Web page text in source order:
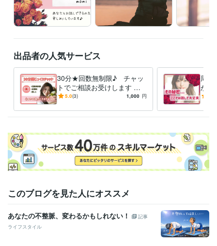
受賞歴
某外資系アパレル企業　最優秀サービスマネジメント賞
某外資系ア
パレル企業　最年少役職者昇格 某PR会社　最優秀賞　ライティング
門　金賞 某IT企業　Aword　ベストドレッサー賞
ベストドレッサー賞
某IT企業　社員が選ぶ　ホスピタリティNo,1
社員 某IT企業　Aword　サポート部門　金賞
資格・検定
秘書検定1級 取得年 : 2005年
色彩検定1級 取得年 : 2007年
秘書技能検定1級 取得年 : 2004年
プログラミング言語・フレームワーク
VBA:10年
ビジネス・クリエイティブツール
Numbers:3年PowerPoint:17年Word:17年
悩み相談・カウンセリング
■思いやりを持って誠実に対話（話し相
手） ■恋愛相談（片想い、失恋、復縁、不倫）
■仕事の悩み（人間関
■秘密の相談（不
出品者の人気サービス
30分★回数無制限♪ チャッ
トでご相談お受けします 電
話は苦手！LINE感覚でお気軽
5.0(3) 1,000 円
周り
が㊙️
P主
このブログを見た人にオススメ
あなたの不整脈、変わるかもしれない！
記事
ライフスタイル